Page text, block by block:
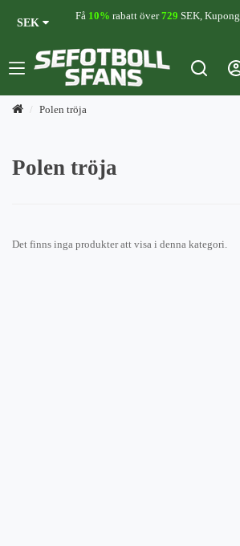
SEK
Få 10% rabatt över729 SEK,
Polen tröja
Polen tröja
Det finns inga produkter att visa i denna kategori.